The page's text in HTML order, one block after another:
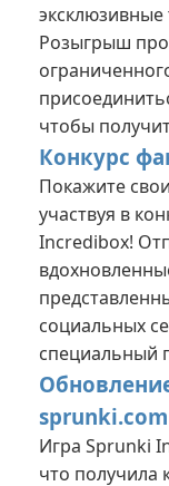
Розыгрыш
чтобы
Конкурс
Покажите
участвуя в
Incredibox!
социальных
специальный
sprunki.com
Игра Sprunki
что получила